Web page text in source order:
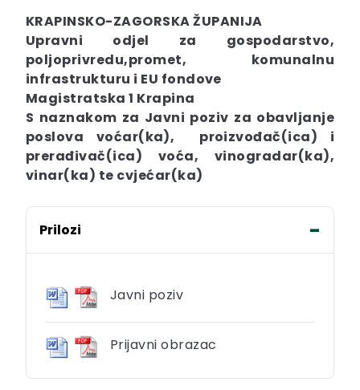
KRAPINSKO-ZAGORSKA ŽUPANIJA
Upravni odjel za gospodarstvo,
poljoprivredu,promet, komunalnu
infrastrukturu i EU fondove
Magistratska 1 Krapina
S naznakom za Javni poziv za obavljanje
poslova voćar(ka), proizvođač(ica) i
prerađivač(ica) voća, vinogradar(ka),
vinar(ka) te cvjećar(ka)
Prilozi
Javni poziv
Prijavni obrazac